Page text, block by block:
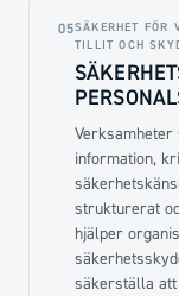
05SÄKERHET FÖR
TILLIT OCH
information,
strukturerat
hjälper
säkerställa